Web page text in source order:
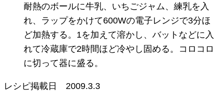
耐熱のボールに牛乳、いちごジャム、練乳を入
れ、ラップをかけて600Wの電子レンジで3分ほ
ど加熱する。1を加えて溶かし、バットなどに入
れて冷蔵庫で2時間ほど冷やし固める。コロコロ
に切って器に盛る。
レシピ掲載日 2009.3.3